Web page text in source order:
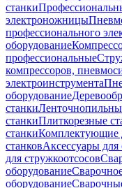
станки
электроножницы
профессионального
оборудование
профессиональные
компрессоров,
электроинструмента
оборудование
станки
станкиПлиткорезные
станкиКомплектующие
станковАксессуары для
для стружкоотсосов
оборудование
оборудование